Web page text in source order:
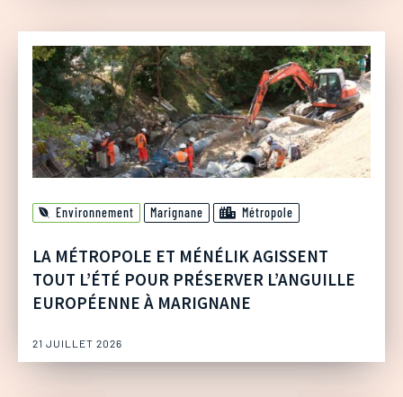
Environnement Marignane Métropole
LA MÉTROPOLE ET MÉNÉLIK AGISSENT
TOUT L’ÉTÉ POUR PRÉSERVER L’ANGUILLE
EUROPÉENNE À MARIGNANE
21 JUILLET 2026